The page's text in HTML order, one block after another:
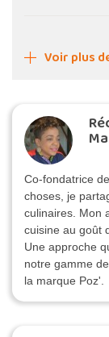
Voir plus
Co-fondatrice
choses, je
culinaires. Mon
cuisine au goût
Une approche
notre gamme
la marque Poz'.